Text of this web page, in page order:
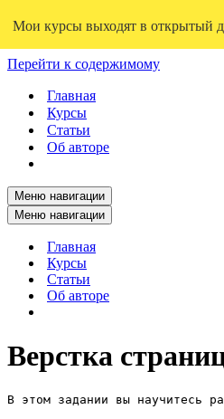
Перейти к содержимому
Главная
Курсы
Статьи
Об авторе
Меню навигации
Меню навигации
Главная
Курсы
Статьи
Об авторе
Верстка
В этом задании вы научитесь
Мои курсы выходят в открытый